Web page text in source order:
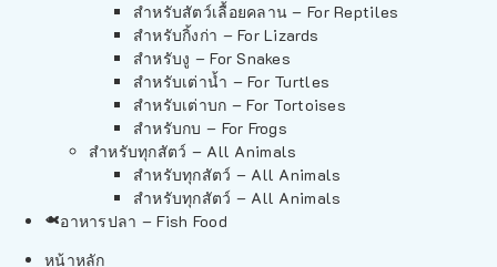
สำหรับสัตว์เลื้อยคลาน – For Reptiles
สำหรับกิ้งก่า – For Lizards
สำหรับงู – For Snakes
สำหรับเต่าน้ำ – For Turtles
สำหรับเต่าบก – For Tortoises
สำหรับกบ – For Frogs
สำหรับทุกสัตว์ – All Animals
สำหรับทุกสัตว์ – All Animals
สำหรับทุกสัตว์ – All Animals
อาหารปลา – Fish Food
หน้าหลัก